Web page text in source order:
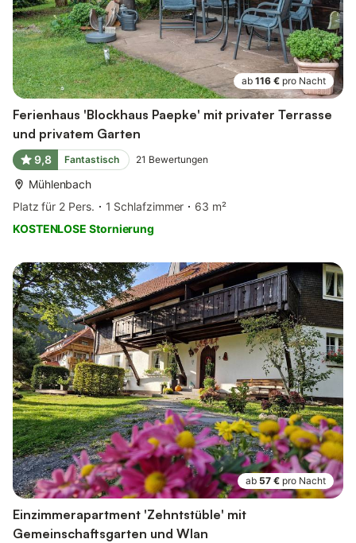
ab 116 € pro Nacht
Ferienhaus 'Blockhaus Paepke' mit privater Terrasse
und privatem Garten
9,8 Fantastisch 21 Bewertungen
Mühlenbach
Platz für 2 Pers.
1 Schlafzimmer
63 m²
KOSTENLOSE Stornierung
ab 57 € pro Nacht
Einzimmerapartment 'Zehntstüble' mit
Gemeinschaftsgarten und Wlan